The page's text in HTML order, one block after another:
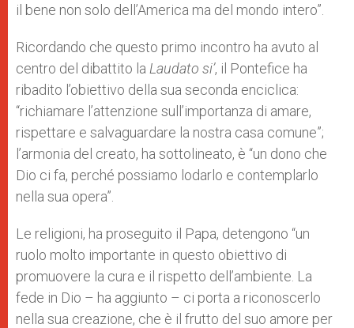
il bene non solo dell’America ma del mondo intero”.
Ricordando che questo primo incontro ha avuto al
centro del dibattito la Laudato si’, il Pontefice ha
ribadito l’obiettivo della sua seconda enciclica:
“richiamare l’attenzione sull’importanza di amare,
rispettare e salvaguardare la nostra casa comune”;
l’armonia del creato, ha sottolineato, è “un dono che
Dio ci fa, perché possiamo lodarlo e contemplarlo
nella sua opera”.
Le religioni, ha proseguito il Papa, detengono “un
ruolo molto importante in questo obiettivo di
promuovere la cura e il rispetto dell’ambiente. La
fede in Dio – ha aggiunto – ci porta a riconoscerlo
nella sua creazione, che è il frutto del suo amore per